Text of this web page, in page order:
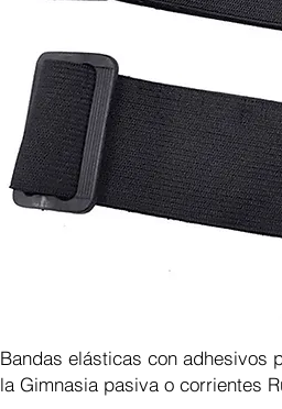
Bandas elásticas con adhesivos
la Gimnasia pasiva o corrientes